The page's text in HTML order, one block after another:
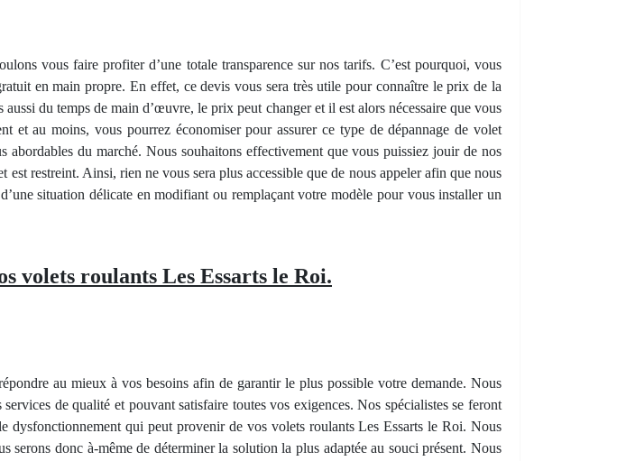
vous faire profiter d’une totale transparence sur nos tarifs. C’est pourquoi, vous
en main propre. En effet, ce devis vous sera très utile pour connaître le prix de la
du temps de main d’œuvre, le prix peut changer et il est alors nécessaire que vous
et au moins, vous pourrez économiser pour assurer ce type de dépannage de volet
du marché. Nous souhaitons effectivement que vous puissiez jouir de nos
restreint. Ainsi, rien ne vous sera plus accessible que de nous appeler afin que nous
situation délicate en modifiant ou remplaçant votre modèle pour vous installer un
volets roulants Les Essarts le Roi.
au mieux à vos besoins afin de garantir le plus possible votre demande. Nous
de qualité et pouvant satisfaire toutes vos exigences. Nos spécialistes se feront
dysfonctionnement qui peut provenir de vos volets roulants Les Essarts le Roi. Nous
serons donc à-même de déterminer la solution la plus adaptée au souci présent. Nous